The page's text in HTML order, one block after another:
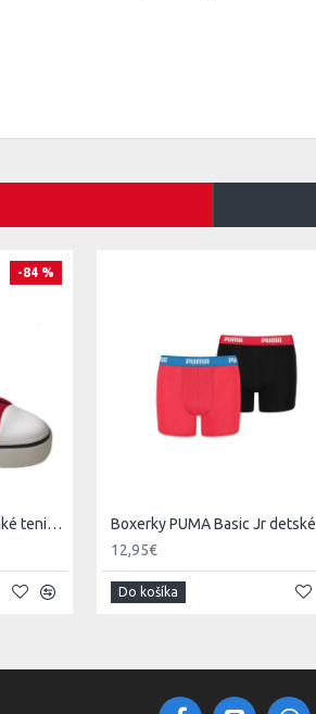
-84 %
PUMA STREETBALLER ľahké tenisky
Boxerky PUMA Basic Jr detské
12,95€
Do košíka